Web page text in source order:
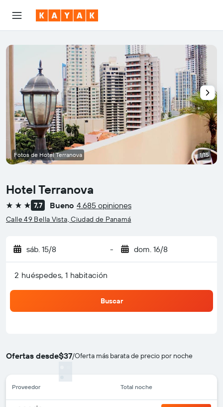
Hotel Terranova
3 estrellas
7,7 Bueno 4.685 opiniones
Calle 49 Bella Vista, Ciudad de Panamá
sáb. 15/8 - dom. 16/8
2 huéspedes, 1 habitación
Buscar
Ofertas desde$37/Oferta más barata de precio por noche
Proveedor Total noche
Fotos de Hotel Terranova 1/15